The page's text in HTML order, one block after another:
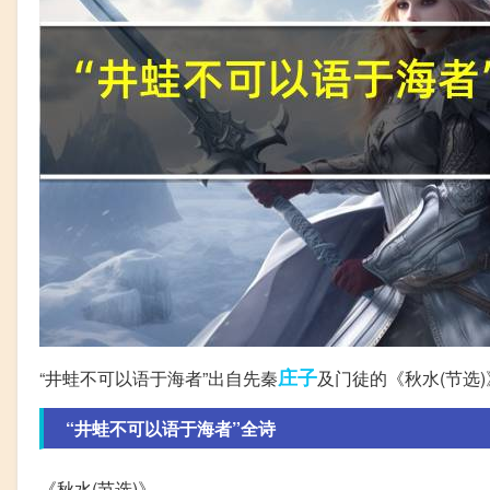
“井蛙不可以语于海者”出自先秦庄子及门徒的《秋​水​(节​选
“井蛙不可以语于海者”全诗